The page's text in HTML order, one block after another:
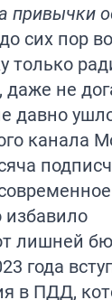
привычки
сих пор
только
не
давно
канала
избавило
лишней
года
в ПДД,